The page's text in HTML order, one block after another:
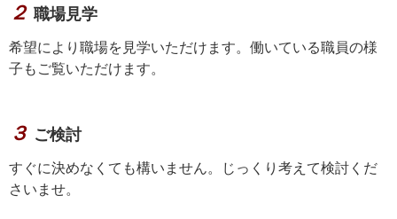
２ 職場見学
希望により職場を見学いただけます。働いている職員の様
子もご覧いただけます。
３ ご検討
すぐに決めなくても構いません。じっくり考えて検討くだ
さいませ。